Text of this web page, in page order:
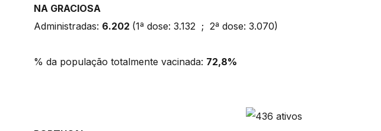
NA GRACIOSA
Administradas: 6.202 (1ª dose: 3.132 ; 2ª dose: 3.070)
% da população totalmente vacinada: 72,8%